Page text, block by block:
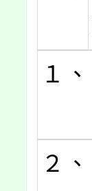
１、
２、